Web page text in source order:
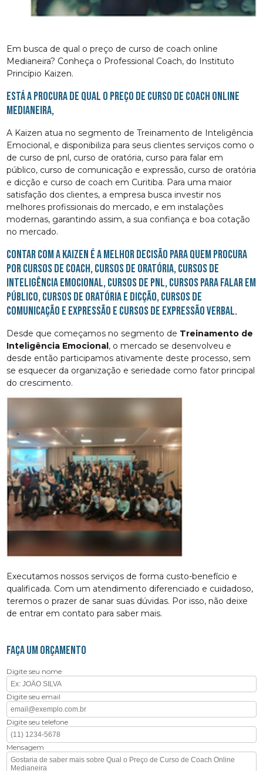
Em busca de qual o preço de curso de coach online
Medianeira? Conheça o Professional Coach, do Instituto
Princípio Kaizen.
Está a procura de qual o preço de curso de coach online
Medianeira,
A Kaizen atua no segmento de Treinamento de Inteligência
Emocional, e disponibiliza para seus clientes serviços como o
de curso de pnl, curso de oratória, curso para falar em
público, curso de comunicação e expressão, curso de oratória
e dicção e curso de coach em Curitiba. Para uma maior
satisfação dos clientes, a empresa busca investir nos
melhores profissionais do mercado, e em instalações
modernas, garantindo assim, a sua confiança e boa cotação
no mercado.
Contar com a Kaizen é a melhor decisão para quem procura
por cursos de coach, cursos de oratória, cursos de
inteligência emocional, cursos de pnl, cursos para falar em
público, cursos de oratória e dicção, cursos de
comunicação e expressão e cursos de expressão verbal.
Desde que começamos no segmento de Treinamento de
Inteligência Emocional, o mercado se desenvolveu e
desde então participamos ativamente deste processo, sem
se esquecer da organização e seriedade como fator principal
do crescimento.
Executamos nossos serviços de forma custo-benefício e
qualificada. Com um atendimento diferenciado e cuidadoso,
teremos o prazer de sanar suas dúvidas. Por isso, não deixe
de entrar em contato para saber mais.
FAÇA UM ORÇAMENTO
Digite seu nome
Digite seu email
Digite seu telefone
Mensagem